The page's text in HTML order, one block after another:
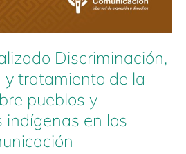
Discriminación,
y tratamiento de la
pueblos y
indígenas en los